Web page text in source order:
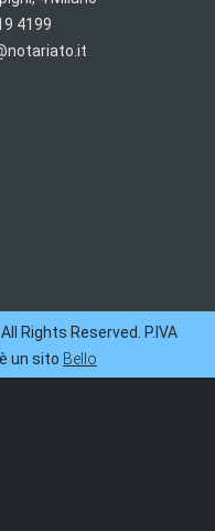
4199
Rights Reserved. P.IVA
un sito Bello